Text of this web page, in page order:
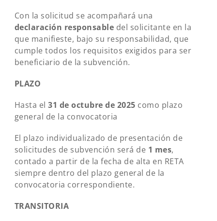
Con la solicitud se acompañará una
declaración responsable del solicitante en la
que manifieste, bajo su responsabilidad, que
cumple todos los requisitos exigidos para ser
beneficiario de la subvención.
PLAZO
Hasta el31 de octubre de 2025 como plazo
general de la convocatoria
El plazo individualizado de presentación de
solicitudes de subvención será de 1 mes,
contado a partir de la fecha de alta en RETA
siempre dentro del plazo general de la
convocatoria correspondiente.
TRANSITORIA